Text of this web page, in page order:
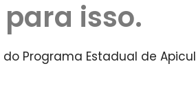
isso.
Programa Estadual de